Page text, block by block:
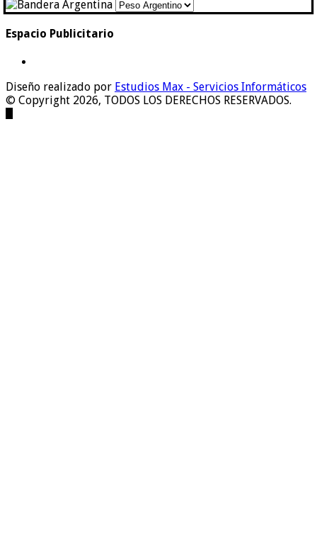
Espacio Publicitario
Diseño realizado por Estudios Max - Servicios Informáticos
© Copyright 2026, TODOS LOS DERECHOS RESERVADOS.